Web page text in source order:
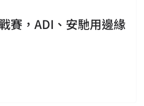
賽，ADI、安馳用邊緣